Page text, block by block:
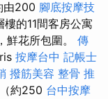
由200 腳底按摩技
的11間客房公寓
鮮花所包圍。 傳
按摩台中 記帳士
撥筋美容 整骨 推
約250 台中按摩